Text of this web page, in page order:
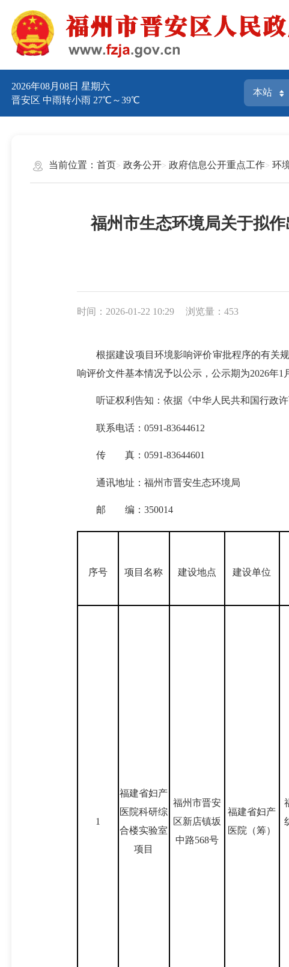
2026年08月08日 星期六
晋安区 中雨转小雨 27℃～39℃
当前位置： 首页 政务公开 政府信息公开重点工作 环
福州市生态环境局关于拟
时间：2026-01-22 10:29 浏览量：453
根据建设项目环境影响评价审批程序的有关规
响评价文件基本情况予以公示，公示期为2026年1
听证权利告知：依据《中华人民共和国行政许
联系电话：0591-83644612
传 真：0591-83644601
通讯地址：福州市晋安生态环境局
邮 编：350014
序号 项目名称 建设地点 建设单位
1
福建省妇产
医院科研综
合楼实验室
项目
福州市晋安
区新店镇坂
中路568号
福建省妇产
医院（筹）